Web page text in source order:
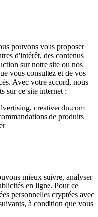
pouvons vous proposer
d'intérêt, des contenus
sur notre site ou nos
vous consultez et de vos
Avec votre accord, nous
sur ce site internet :
creativecdn.com
de produits
mieux suivre, analyser
en ligne. Pour ce
personnelles cryptées avec
à condition que vous